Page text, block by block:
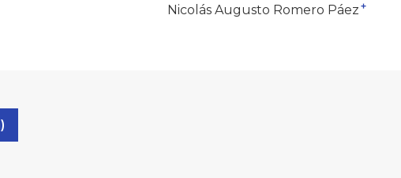
Nicolás Augusto Romero Páez +